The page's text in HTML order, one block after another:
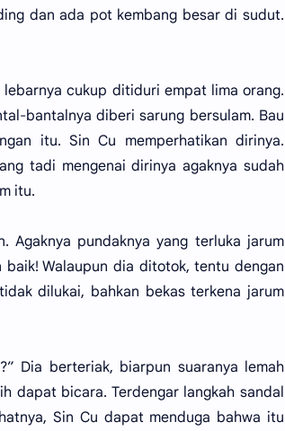
dan ada pot kembang besar di sudut.
cukup ditiduri empat lima orang.
bantalnya diberi sarung bersulam. Bau
itu. Sin Cu memperhatikan dirinya.
tadi mengenai dirinya agaknya sudah
itu.
pundaknya yang terluka jarum
Walaupun dia ditotok, tentu dengan
dilukai, bahkan bekas terkena jarum
Dia berteriak, biarpun suaranya lemah
dapat bicara. Terdengar langkah sandal
Sin Cu dapat menduga bahwa itu